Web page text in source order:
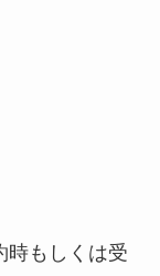
時もしくは受